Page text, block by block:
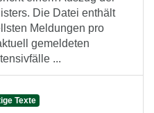
Die Datei enthält
Meldungen pro
gemeldeten
...
Texte